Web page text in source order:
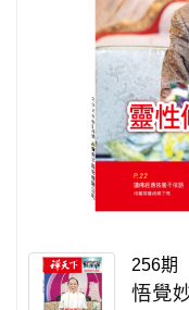
256期
悟覺